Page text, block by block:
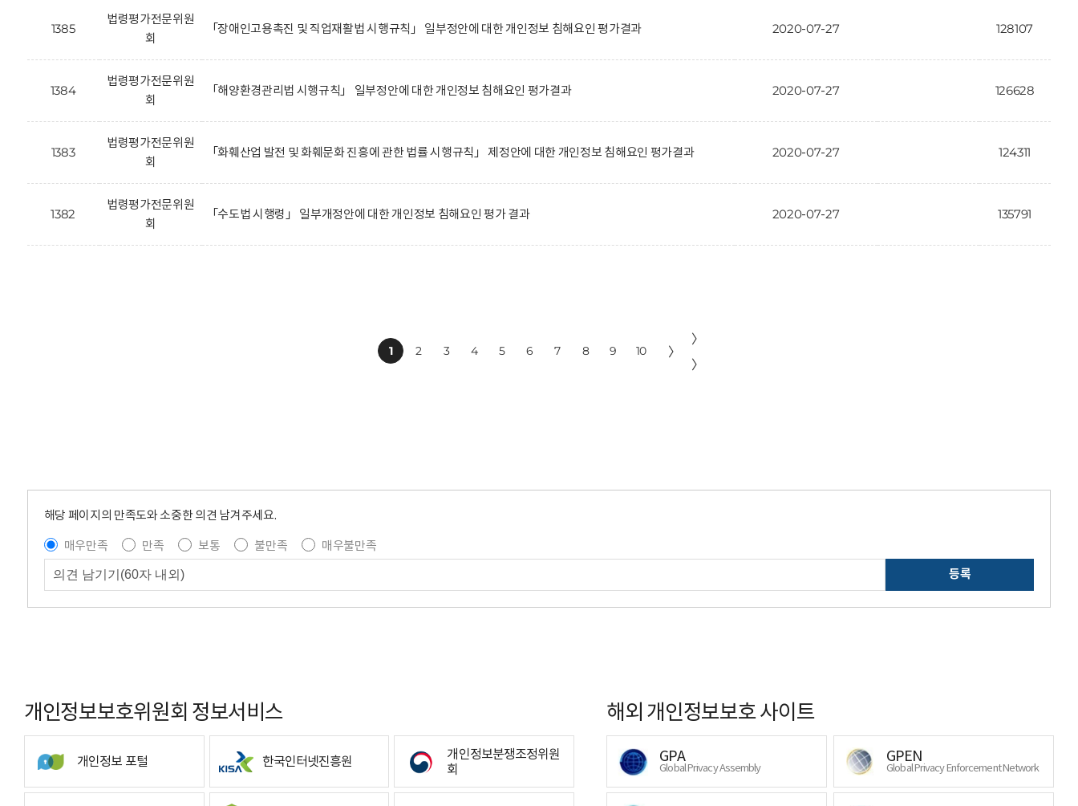
1385
법령평가전문위원
회
「장애인고용촉진 및 직업재활법 시행규칙」 일부정안에 대한 개인정보 침해요인 평가결과 2020-07-27 128107
1384
법령평가전문위원
회
「해양환경관리법 시행규칙」 일부정안에 대한 개인정보 침해요인 평가결과 2020-07-27 126628
1383
법령평가전문위원
회
「화훼산업 발전 및 화훼문화 진흥에 관한 법률 시행규칙」 제정안에 대한 개인정보 침해요인 평가결과 2020-07-27 124311
1382
법령평가전문위원
회
「수도법 시행령」 일부개정안에 대한 개인정보 침해요인 평가 결과 2020-07-27 135791
1 2 3 4 5 6 7 8 9 10 〉
〉
〉
해당 페이지의 만족도와 소중한 의견 남겨주세요.
매우만족
만족 보통 불만족
매우불만족
등록
개인정보보호위원회 정보서비스
개인정보 포털 한국인터넷진흥원
개인정보분쟁조정위원
회
해외 개인정보보호 사이트
GPA
Global Privacy Assembly
GPEN
Global Privacy Enforcement Network